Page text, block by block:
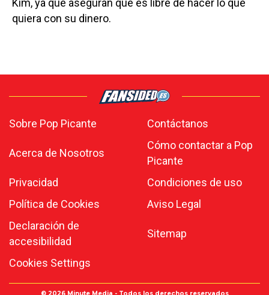
quiera con su dinero.
Sobre Pop Picante Contáctanos
Acerca de Nosotros
Cómo contactar a Pop
Picante
Privacidad
Condiciones de uso
Política de Cookies
Aviso Legal
Declaración de
accesibilidad
Sitemap
Cookies Settings
© 2026 Minute Media - Todos los derechos reservados